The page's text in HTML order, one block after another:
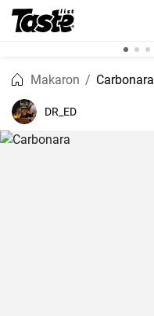
Makaron Carbonara
DR_ED